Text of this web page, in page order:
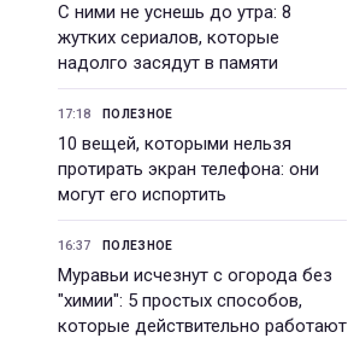
С ними не уснешь до утра: 8
жутких сериалов, которые
надолго засядут в памяти
17:18 ПОЛЕЗНОЕ
10 вещей, которыми нельзя
протирать экран телефона: они
могут его испортить
16:37 ПОЛЕЗНОЕ
Муравьи исчезнут с огорода без
"химии": 5 простых способов,
которые действительно работают